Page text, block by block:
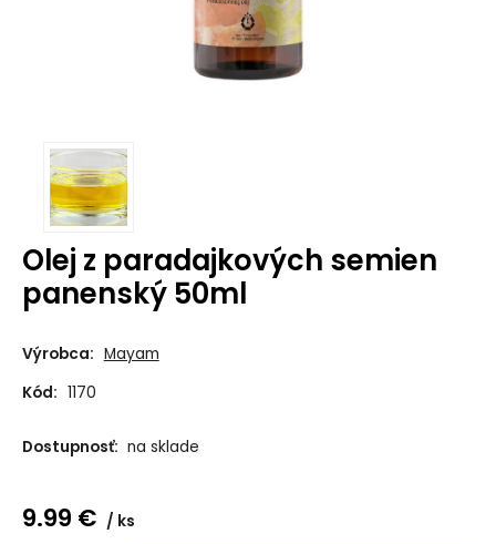
Olej z paradajkových semien
panenský 50ml
Výrobca: Mayam
Kód: 1170
Dostupnosť: na sklade
9.99 € ks